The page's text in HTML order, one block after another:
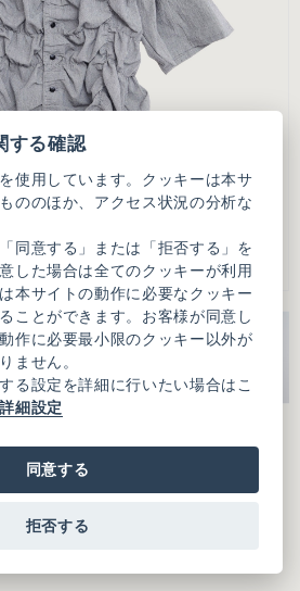
ンワッシャー シャーリン
する確認
使用しています。クッキーは本サ
ののほか、アクセス状況の分析な
同意する」または「拒否する」を
した場合は全てのクッキーが利用
本サイトの動作に必要なクッキー
ことができます。お客様が同意し
作に必要最小限のクッキー以外が
ません。
る設定を詳細に行いたい場合はこ
詳細設定
同意する
拒否する